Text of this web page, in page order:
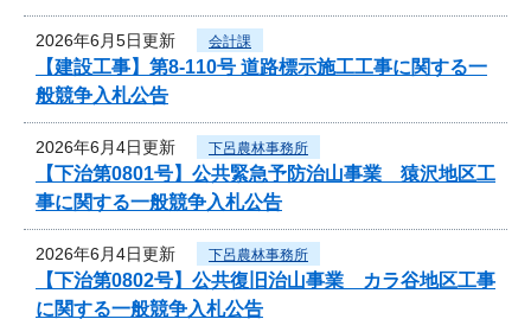
2026年6月5日更新 会計課
【建設工事】第8-110号 道路標示施工工事に関する一
般競争入札公告
2026年6月4日更新 下呂農林事務所
【下治第0801号】公共緊急予防治山事業 猿沢地区工
事に関する一般競争入札公告
2026年6月4日更新 下呂農林事務所
【下治第0802号】公共復旧治山事業 カラ谷地区工事
に関する一般競争入札公告